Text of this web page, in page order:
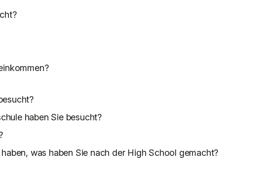
haben Sie besucht?
was haben Sie nach der High School gemacht?